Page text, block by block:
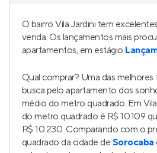
O bairro Vila Jardini tem
venda. Os lançamentos mais
apartamentos, em estágio
Qual comprar? Uma das melhores
busca pelo apartamento dos
médio do metro quadrado. Em
do metro quadrado é R$ 10.109
R$ 10.230. Comparando com o
quadrado da cidade de Sorocaba